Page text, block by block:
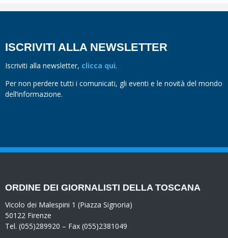
ISCRIVITI ALLA NEWSLETTER
Iscriviti alla newsletter, clicca qui.
Per non perdere tutti i comunicati, gli eventi e le novità del mondo
dell’informazione.
ORDINE DEI GIORNALISTI DELLA TOSCANA
Vicolo dei Malespini 1 (Piazza Signoria)
50122 Firenze
Tel. (055)289920 – Fax (055)2381049